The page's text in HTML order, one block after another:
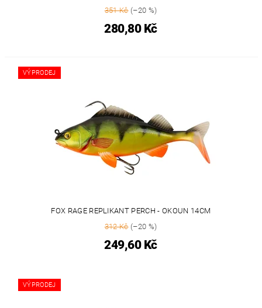
351 Kč(–20 %)
280,80 Kč
VÝPRODEJ
FOX RAGE REPLIKANT PERCH - OKOUN 14CM
312 Kč(–20 %)
249,60 Kč
VÝPRODEJ